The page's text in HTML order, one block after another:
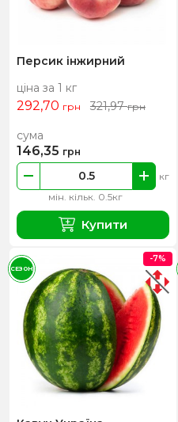
Персик інжирний
ціна за 1 кг
292,70 грн 321,97грн
мін. кільк. 0.5кг
кг
сума
146,35 грн
Купити
-7%
СЕЗОН